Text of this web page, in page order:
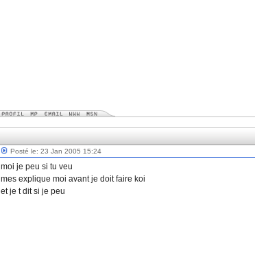
Posté le: 23 Jan 2005 15:24
moi je peu si tu veu
mes explique moi avant je doit faire koi
et je t dit si je peu